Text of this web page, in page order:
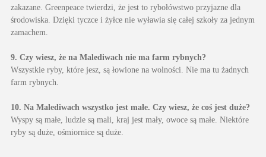
zakazane. Greenpeace twierdzi, że jest to rybołówstwo przyjazne dla
środowiska. Dzięki tyczce i żyłce nie wyławia się całej szkoły za jednym
zamachem.
9. Czy wiesz, że na Malediwach nie ma farm rybnych?
Wszystkie ryby, które jesz, są łowione na wolności. Nie ma tu żadnych
farm rybnych.
10. Na Malediwach wszystko jest małe. Czy wiesz, że coś jest duże?
Wyspy są małe, ludzie są mali, kraj jest mały, owoce są małe. Niektóre
ryby są duże, ośmiornice są duże.